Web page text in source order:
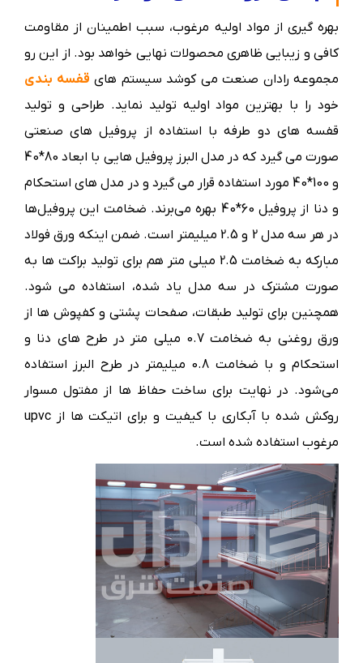
بهره گیری از مواد اولیه مرغوب، سبب اطمینان از مقاومت
کافی و زیبایی ظاهری محصولات نهایی خواهد بود. از این رو
مجموعه رادان صنعت می کوشد سیستم های قفسه بندی
خود را با بهترین مواد اولیه تولید نماید. طراحی و تولید
قفسه های دو طرفه با استفاده از پروفیل های صنعتی
صورت می گیرد که در مدل البرز پروفیل هایی با ابعاد 80*40
و 100*40 مورد استفاده قرار می‌ گیرد و در مدل های استحکام
و دنا از پروفیل 60*40 بهره می‌برند. ضخامت این پروفیل‌ها
در هر سه مدل 2 و 2.5 میلیمتر است. ضمن اینکه ورق فولاد
مبارکه به ضخامت 2.5 میلی متر هم برای تولید براکت ها به
صورت مشترک در سه مدل یاد شده، استفاده می شود.
همچنین برای تولید طبقات، صفحات پشتی و کفپوش ها از
ورق روغنی به ضخامت 0.7 میلی متر در طرح های دنا و
استحکام و با ضخامت 0.8 میلیمتر در طرح البرز استفاده
می‌شود. در نهایت برای ساخت حفاظ ها از مفتول مسوار
روکش شده با آبکاری با کیفیت و برای اتیکت ها از upvc
مرغوب استفاده شده است.